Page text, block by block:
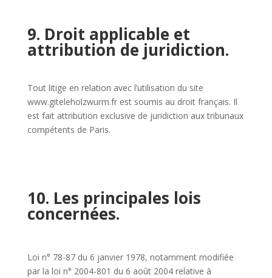
9. Droit applicable et
attribution de juridiction.
Tout litige en relation avec l’utilisation du site
www.giteleholzwurm.fr est soumis au droit français. Il
est fait attribution exclusive de juridiction aux tribunaux
compétents de Paris.
10. Les principales lois
concernées.
Loi n° 78-87 du 6 janvier 1978, notamment modifiée
par la loi n° 2004-801 du 6 août 2004 relative à